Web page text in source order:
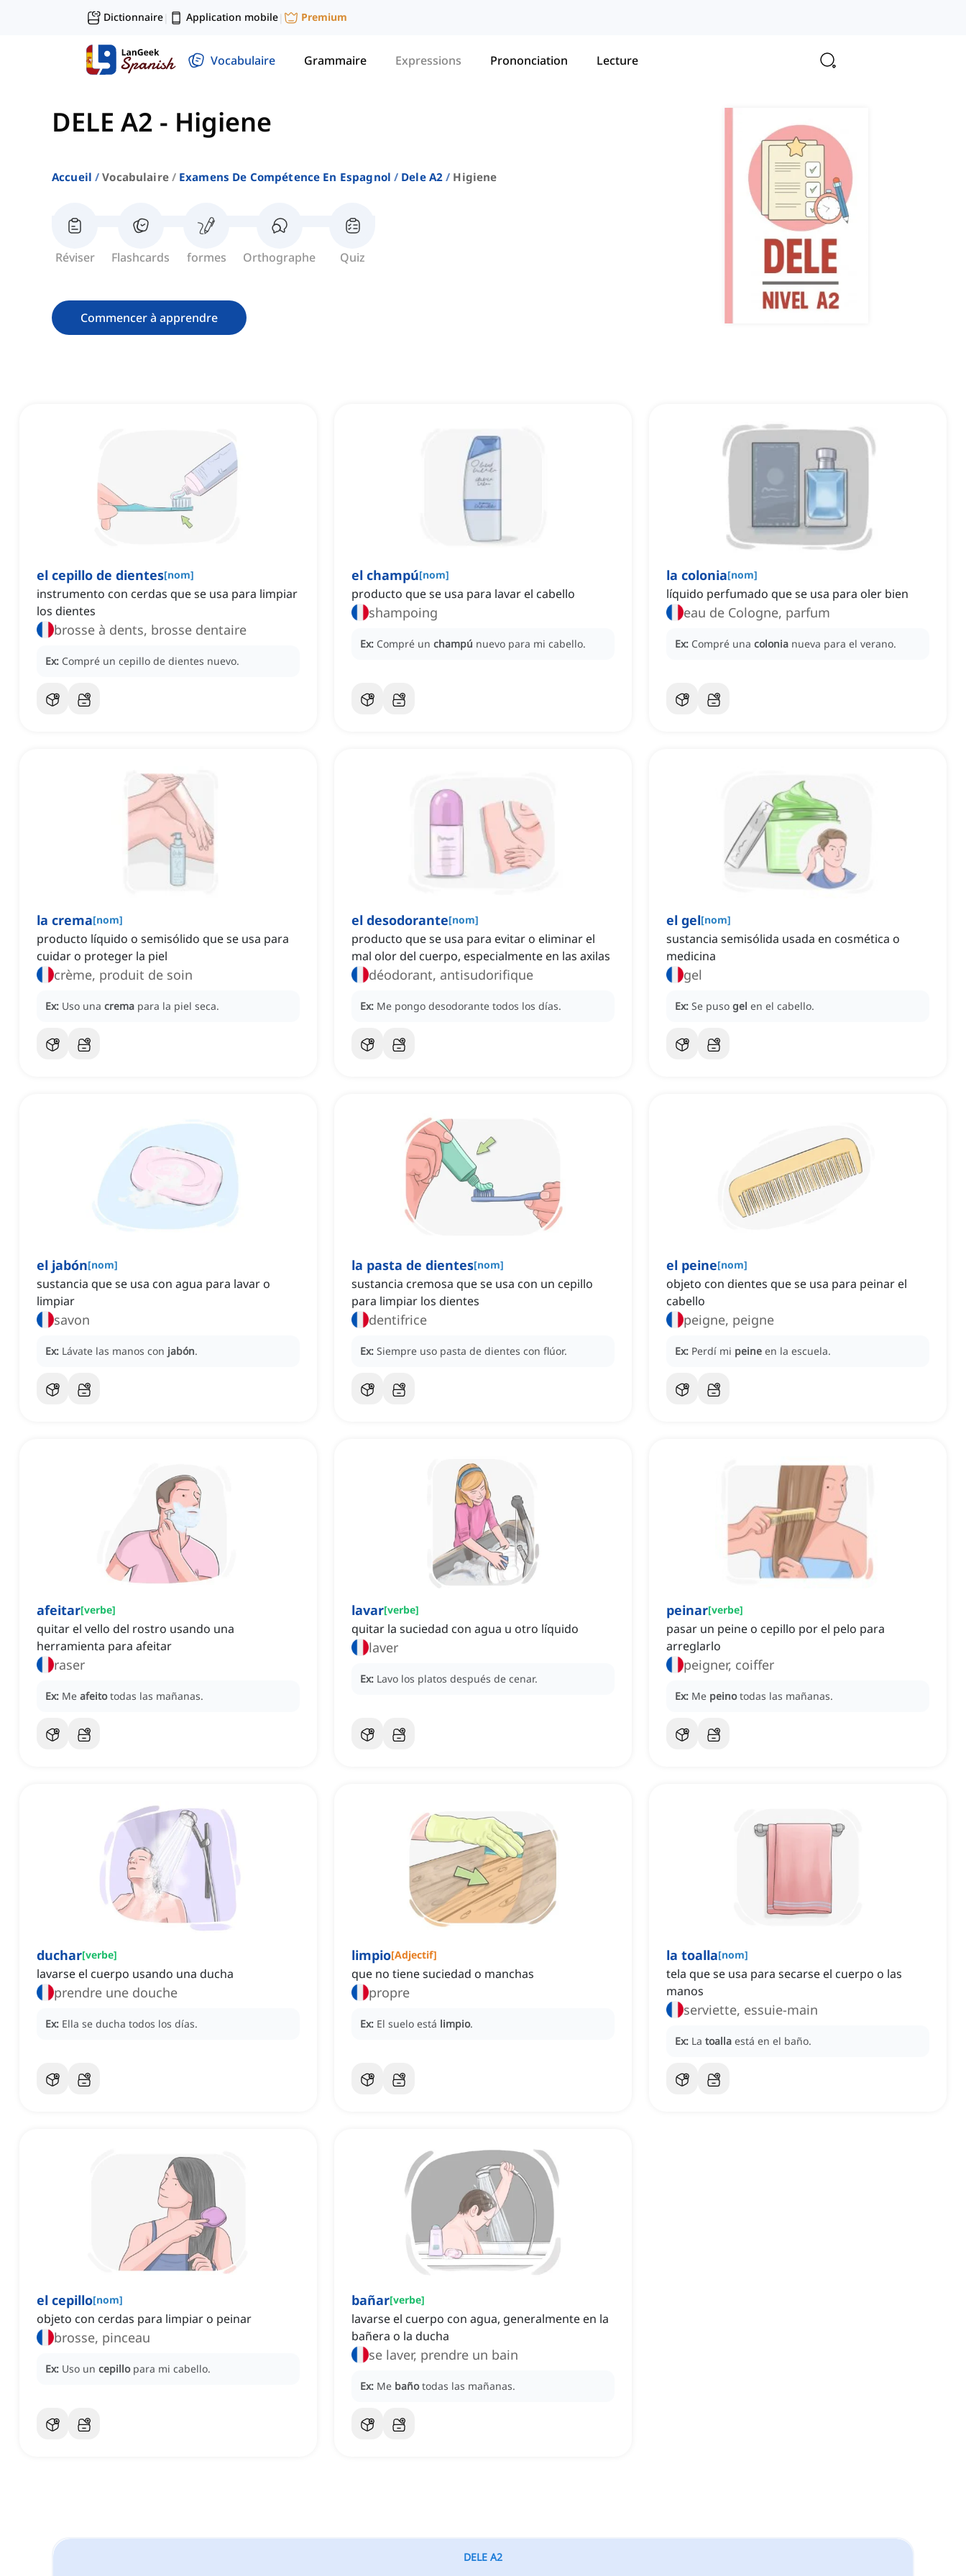
Dictionnaire| Application mobile| Premium
Vocabulaire Grammaire Expressions Prononciation Lecture
DELE A2 - Higiene
Accueil Vocabulaire Examens De Compétence En Espagnol Dele A2 Higiene
Réviser Flashcards formes Orthographe Quiz
Commencer à apprendre
el cepillo de dientes[nom]
instrumento con cerdas que se usa para limpiar
los dientes
brosse à dents, brosse dentaire
Ex: Compré un cepillo de dientes nuevo.
el champú[nom]
producto que se usa para lavar el cabello
shampoing
Ex: Compré un champú nuevo para mi cabello.
la colonia[nom]
líquido perfumado que se usa para oler bien
eau de Cologne, parfum
Ex: Compré una colonia nueva para el verano.
la crema[nom]
producto líquido o semisólido que se usa para
cuidar o proteger la piel
crème, produit de soin
Ex: Uso una crema para la piel seca.
el desodorante[nom]
producto que se usa para evitar o eliminar el
mal olor del cuerpo, especialmente en las axilas
déodorant, antisudorifique
Ex: Me pongo desodorante todos los días.
el gel[nom]
sustancia semisólida usada en cosmética o
medicina
gel
Ex: Se puso gel en el cabello.
el jabón[nom]
sustancia que se usa con agua para lavar o
limpiar
savon
Ex: Lávate las manos con jabón.
la pasta de dientes[nom]
sustancia cremosa que se usa con un cepillo
para limpiar los dientes
dentifrice
Ex: Siempre uso pasta de dientes con flúor.
el peine[nom]
objeto con dientes que se usa para peinar el
cabello
peigne, peigne
Ex: Perdí mi peine en la escuela.
afeitar[verbe]
quitar el vello del rostro usando una
herramienta para afeitar
raser
Ex: Me afeito todas las mañanas.
lavar[verbe]
quitar la suciedad con agua u otro líquido
laver
Ex: Lavo los platos después de cenar.
peinar[verbe]
pasar un peine o cepillo por el pelo para
arreglarlo
peigner, coiffer
Ex: Me peino todas las mañanas.
duchar[verbe]
lavarse el cuerpo usando una ducha
prendre une douche
Ex: Ella se ducha todos los días.
limpio[Adjectif]
que no tiene suciedad o manchas
propre
Ex: El suelo está limpio.
la toalla[nom]
tela que se usa para secarse el cuerpo o las
manos
serviette, essuie-main
Ex: La toalla está en el baño.
el cepillo[nom]
objeto con cerdas para limpiar o peinar
brosse, pinceau
Ex: Uso un cepillo para mi cabello.
bañar[verbe]
lavarse el cuerpo con agua, generalmente en la
bañera o la ducha
se laver, prendre un bain
Ex: Me baño todas las mañanas.
DELE A2